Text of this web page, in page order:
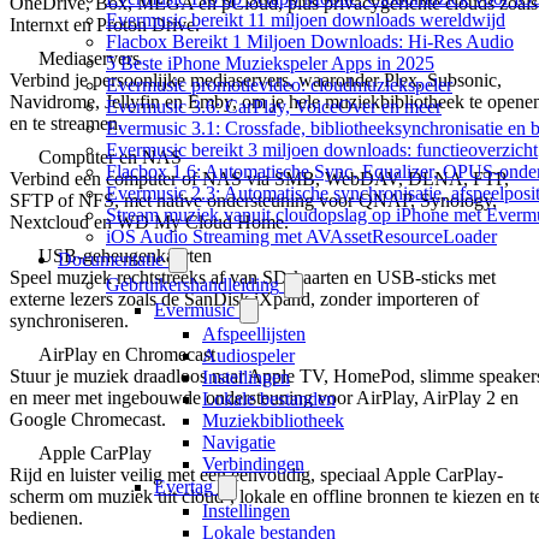
Evermusic bereikt 11 miljoen downloads wereldwijd
Flacbox Bereikt 1 Miljoen Downloads: Hi-Res Audio
5 Beste iPhone Muziekspeler Apps in 2025
Evermusic promotievideo: cloudmuziekspeler
Evermusic 3.6: CarPlay, VoiceOver en meer
Evermusic 3.1: Crossfade, bibliotheeksynchronisatie en
Evermusic bereikt 3 miljoen downloads: functieoverzicht
Flacbox 1.6: Automatische Sync, Equalizer, OPUS-
Evermusic 2.3: Automatische synchronisatie,
Stream muziek vanuit cloudopslag op iPhone met
iOS Audio Streaming met AVAssetResourceLoader
Documentatie
Gebruikershandleiding
Evermusic
Afspeellijsten
Audiospeler
Instellingen
Lokale bestanden
Muziekbibliotheek
Navigatie
Verbindingen
Evertag
Instellingen
Lokale bestanden
Internxt en Proton Drive.
Mediaservers
Verbind je persoonlijke mediaservers, waaronder Plex, Subsonic,
Navidrome, Jellyfin en Emby, om je hele muziekbibliotheek te
en te streamen.
Computer en NAS
Verbind een computer of NAS via SMB, WebDAV, DLNA, FTP,
SFTP of NFS, met native ondersteuning voor QNAP, Synology,
Nextcloud en WD My Cloud Home.
USB-geheugenkaarten
Speel muziek rechtstreeks af van SD-kaarten en USB-sticks met
externe lezers zoals de SanDisk iXpand, zonder importeren of
synchroniseren.
AirPlay en Chromecast
Stuur je muziek draadloos naar Apple TV, HomePod, slimme
en meer met ingebouwde ondersteuning voor AirPlay, AirPlay 2 en
Google Chromecast.
Apple CarPlay
Rijd en luister veilig met een eenvoudig, speciaal Apple CarPlay-
scherm om muziek uit cloud-, lokale en offline bronnen te kiezen en
bedienen.